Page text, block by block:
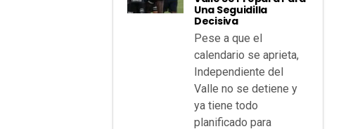
Una Seguidilla
Decisiva
Pese a que el
calendario se aprieta,
Independiente del
Valle no se detiene y
ya tiene todo
planificado para